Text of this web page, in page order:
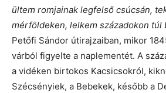
ültem romjainak legfelső csúcsán,
mérföldeken, lelkem századokon túl
Petőfi Sándor útirajzaiban, mikor
várból figyelte a naplementét. A
a vidéken birtokos Kacsicsokról,
Szécsényiek, a Bebekek, később a